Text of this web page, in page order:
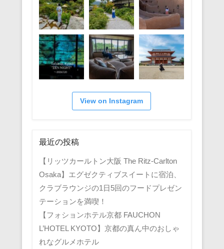
View on Instagram
最近の投稿
【リッツカールトン大阪 The Ritz-Carlton
Osaka】エグゼクティブスイートに宿泊、
クラブラウンジの1日5回のフードプレゼン
テーションを満喫！
【フォションホテル京都 FAUCHON
L’HOTEL KYOTO】京都の真ん中のおしゃ
れなグルメホテル